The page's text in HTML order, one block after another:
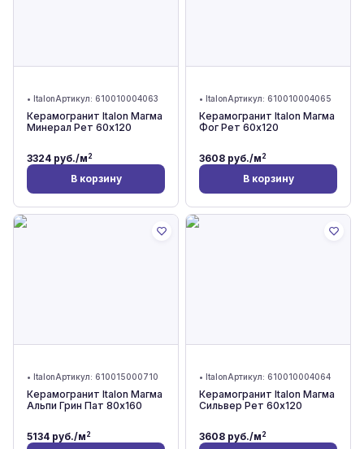
• ItalonАртикул: 610010004063
Керамогранит Italon Магма
Минерал Рет 60x120
3324 руб./м2
В корзину
• ItalonАртикул: 610010004065
Керамогранит Italon Магма
Фог Рет 60x120
3608 руб./м2
В корзину
• ItalonАртикул: 610015000710
Керамогранит Italon Магма
Альпи Грин Пат 80x160
5134 руб./м2
• ItalonАртикул: 610010004064
Керамогранит Italon Магма
Сильвер Рет 60x120
3608 руб./м2